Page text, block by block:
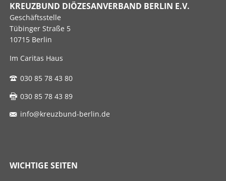
KREUZBUND DIÖZESANVERBAND BERLIN E.V.
Geschäftsstelle
Tübinger Straße 5
10715 Berlin
Im Caritas Haus
030 85 78 43 80
030 85 78 43 89
info@kreuzbund-berlin.de
WICHTIGE SEITEN